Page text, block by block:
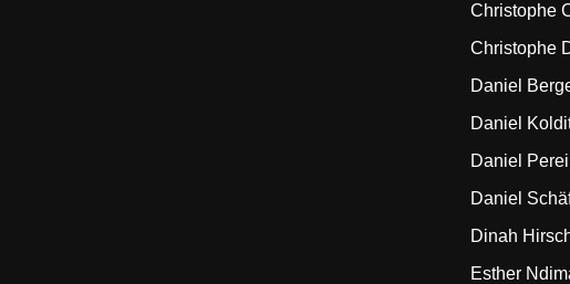
Christophe
Christophe
Daniel
Daniel
Daniel
Daniel
Dinah
Esther